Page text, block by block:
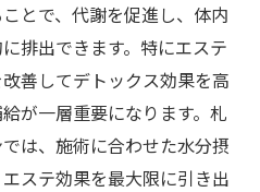
とで、代謝を促進し、体内
排出できます。特にエステ
善してデトックス効果を高
が一層重要になります。札
は、施術に合わせた水分摂
ステ効果を最大限に引き出